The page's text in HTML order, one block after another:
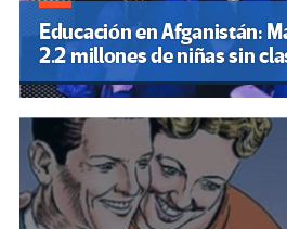
Educación en Afganistán:
2.2 millones de niñas sin